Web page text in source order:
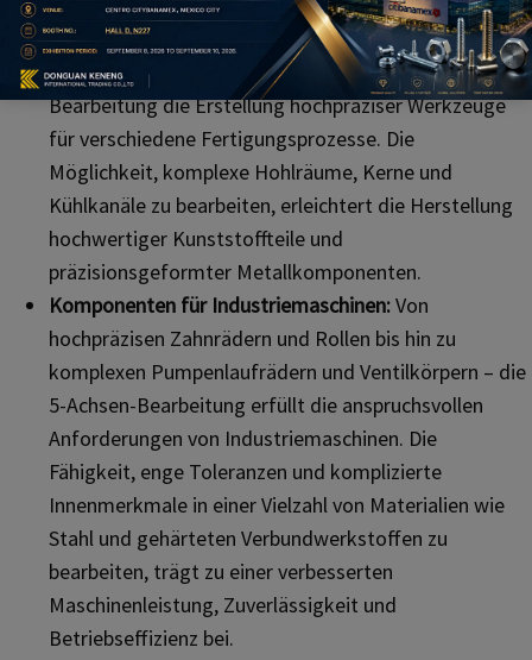
Spritzgussformen bis hin zu komplexen
Stanzwerkzeugen ermöglicht die 5-Achsen-
Bearbeitung die Erstellung hochpräziser Werkzeuge
für verschiedene Fertigungsprozesse. Die
Möglichkeit, komplexe Hohlräume, Kerne und
Kühlkanäle zu bearbeiten, erleichtert die Herstellung
hochwertiger Kunststoffteile und
präzisionsgeformter Metallkomponenten.
Komponenten für Industriemaschinen:Von
hochpräzisen Zahnrädern und Rollen bis hin zu
komplexen Pumpenlaufrädern und Ventilkörpern – die
5-Achsen-Bearbeitung erfüllt die anspruchsvollen
Anforderungen von Industriemaschinen. Die
Fähigkeit, enge Toleranzen und komplizierte
Innenmerkmale in einer Vielzahl von Materialien wie
Stahl und gehärteten Verbundwerkstoffen zu
bearbeiten, trägt zu einer verbesserten
Maschinenleistung, Zuverlässigkeit und
Betriebseffizienz bei.